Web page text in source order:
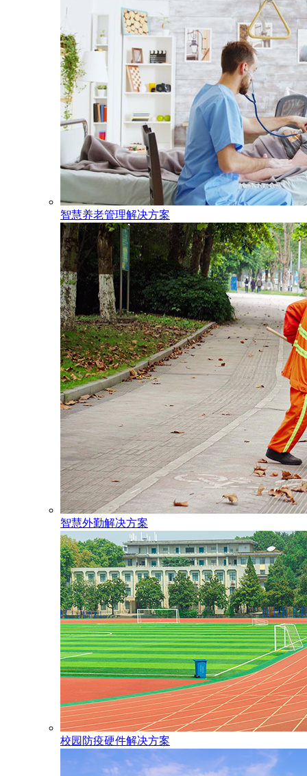
智慧养老管理解决方案
智慧外勤解决方案
校园防疫硬件解决方案